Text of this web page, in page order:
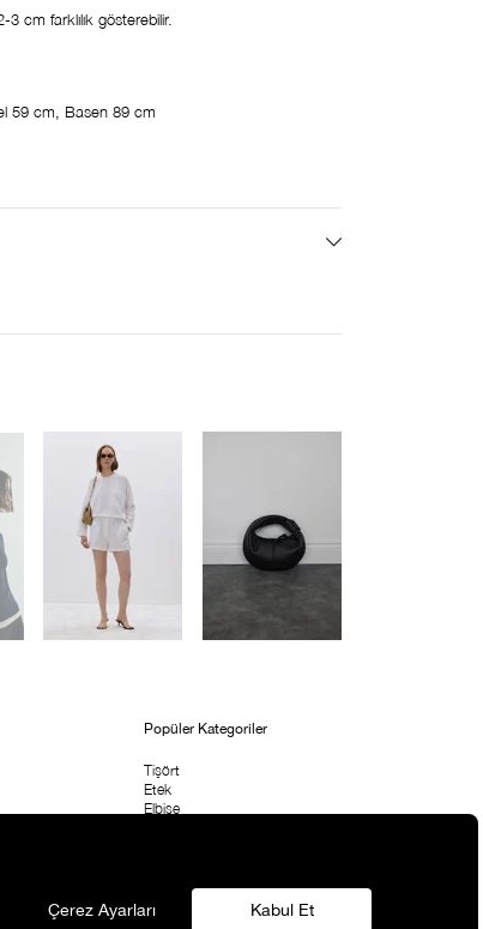
cm farklılık gösterebilir.
59 cm, Basen 89 cm
Popüler Kategoriler
Tişört
Etek
Elbise